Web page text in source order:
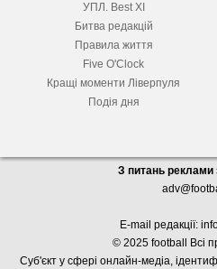
УПЛ. Best XІ
Битва редакцій
Правила життя
Five O'Clock
Кращі моменти Ліверпуля
Подія дня
З питань реклами
E-mail редакції:
© 2025 football Всі
Суб'єкт у сфері онлайн-медіа, і